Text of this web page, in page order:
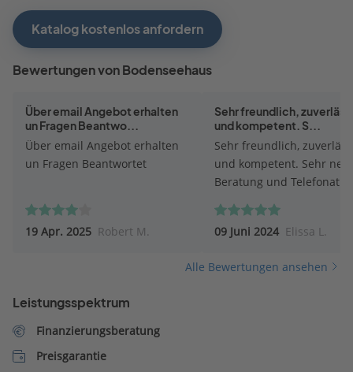
Katalog kostenlos anfordern
Bewertungen von Bodenseehaus
Über email Angebot erhalten
un Fragen Beantwo...
Über email Angebot erhalten
un Fragen Beantwortet
19 Apr. 2025 Robert M.
Sehr freundlich,
und kompetent. S...
Sehr freundlich,
und kompetent. Sehr
Beratung und Telefonat.
09 Juni 2024 Elissa L.
Alle Bewertungen ansehen
Leistungsspektrum
Finanzierungsberatung
Preisgarantie